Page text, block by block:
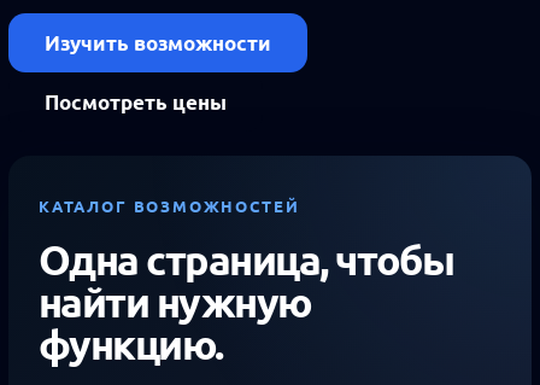
Изучить возможности
Посмотреть цены
КАТАЛОГ ВОЗМОЖНОСТЕЙ
Одна страница, чтобы
найти нужную
функцию.